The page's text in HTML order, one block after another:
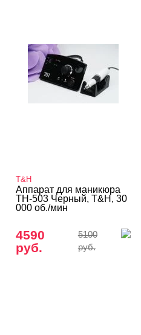
мешки
пакеты
T&H
Аппарат для маникюра
TH-503 Черный, T&H, 30
000 об./мин
4590
руб.
5100
руб.